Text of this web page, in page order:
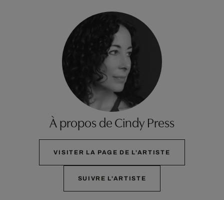
À propos de Cindy Press
VISITER LA PAGE DE L'ARTISTE
SUIVRE L'ARTISTE